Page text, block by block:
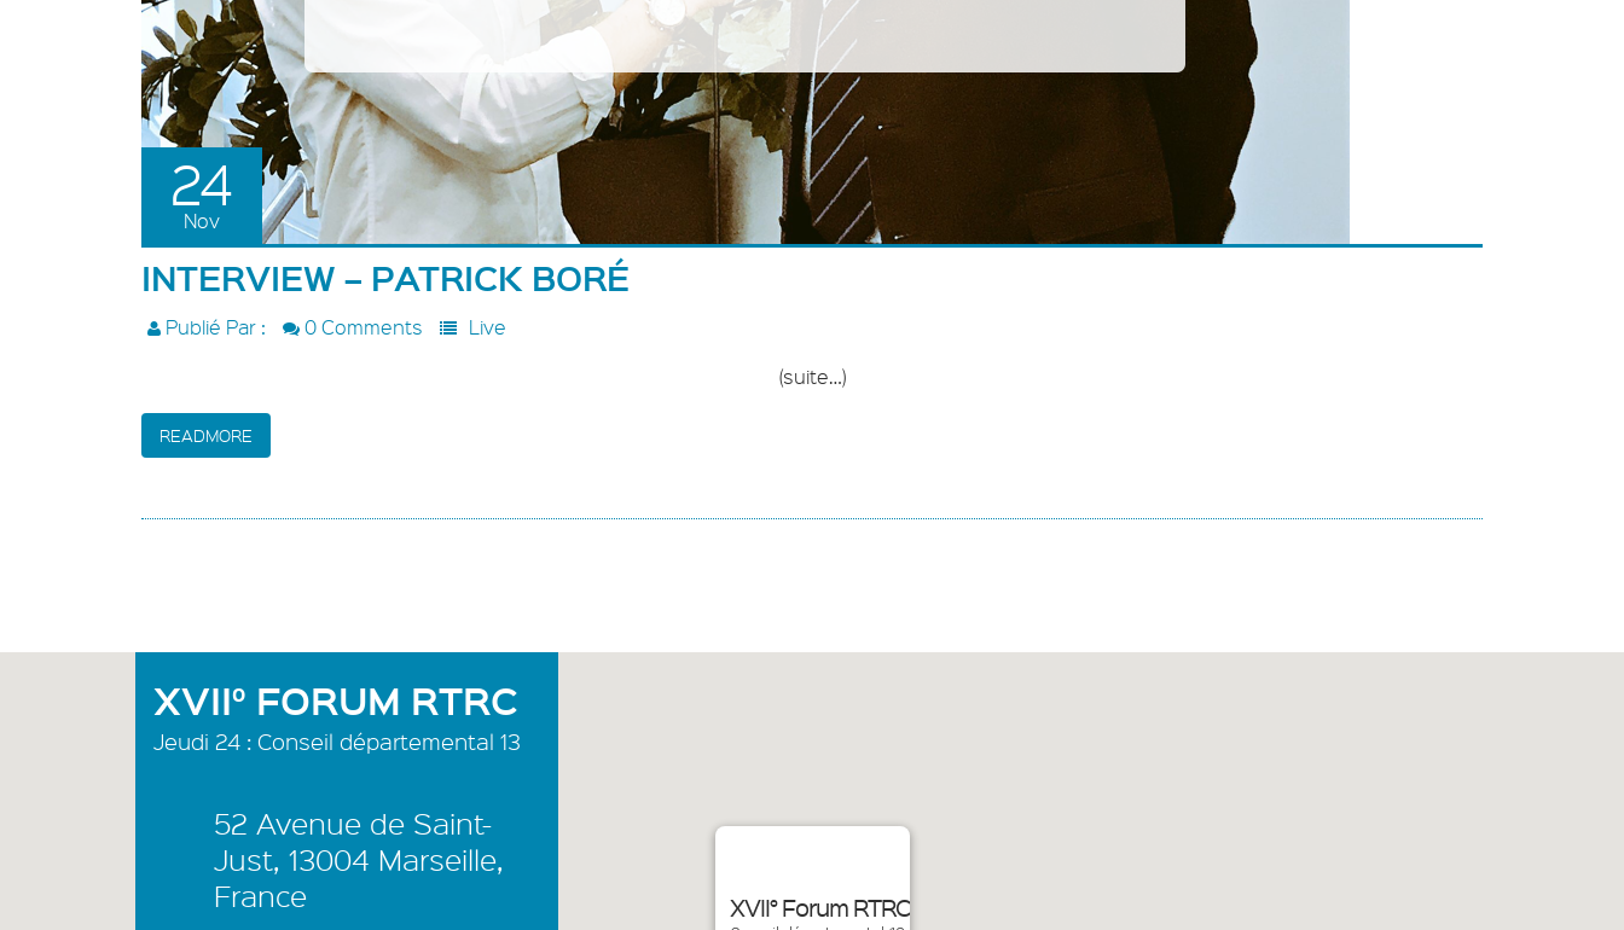
24
Nov
INTERVIEW – PATRICK BORÉ
Publié Par : 0 Comments
Live
(suite…)
READMORE
XVII° Forum RTRC
XVII° FORUM RTRC
Jeudi 24 : Conseil départemental 13
52 Avenue de Saint-
Just, 13004 Marseille,
France